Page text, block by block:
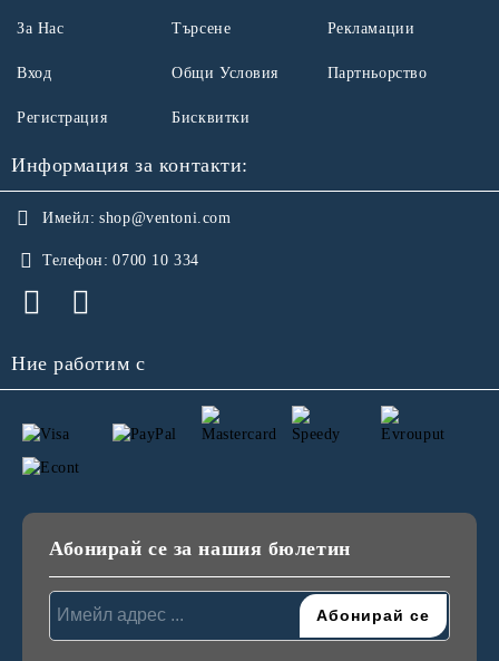
За Нас
Вход
Регистрация
Търсене
Общи Условия
Бисквитки
Рекламации
Партньорство
Информация за контакти:
Имейл: shop@ventoni.com
Телефон: 0700 10 334
Ние работим с
Абонирай се за нашия бюлетин